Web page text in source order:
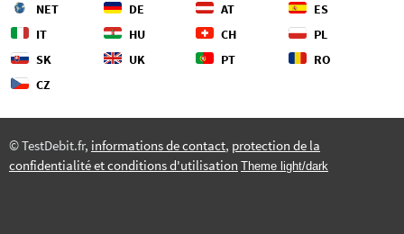
montrons comment fonctionne un
adaptateur CPL moderne, pourquoi
il peut gérer le streaming 4K et les
aluminium.
NET DE AT
ES
IT
HU CH
PL
SK
UK PT
RO
CZ
© TestDebit.fr, informations de contact, protection de la
confidentialité et conditions d'utilisation Theme light/dark